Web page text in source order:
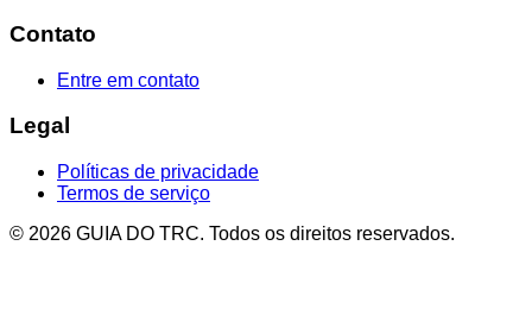
Contato
Entre em contato
Legal
Políticas de privacidade
Termos de serviço
© 2026 GUIA DO TRC. Todos os direitos reservados.